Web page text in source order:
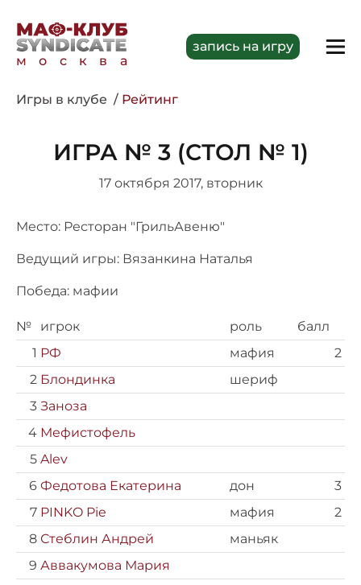
москва
запись на игру
Игры в клубе Рейтинг
ИГРА № 3 (СТОЛ № 1)
17 октября 2017, вторник
Место: Ресторан "ГрильАвеню"
Ведущий игры: Вязанкина Наталья
Победа: мафии
№ игрок роль
балл
1 РФ мафия
2
2 Блондинка
шериф
3 Заноза
4 Мефистофель
5 Alev
6 Федотова Екатерина дон
3
7 PINKO Pie мафия
2
8 Стеблин Андрей
маньяк
9 Аввакумова Мария